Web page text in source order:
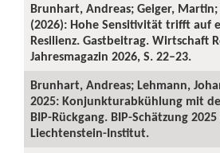
Brunhart, Andreas; Geiger, Martin;
(2026): Hohe Sensitivität trifft auf
Resilienz. Gastbeitrag. Wirtschaft
Jahresmagazin 2026, S. 22–23.
Brunhart, Andreas; Lehmann,
2025: Konjunkturabkühlung mit
BIP-Rückgang. BIP-Schätzung
Liechtenstein-Institut.